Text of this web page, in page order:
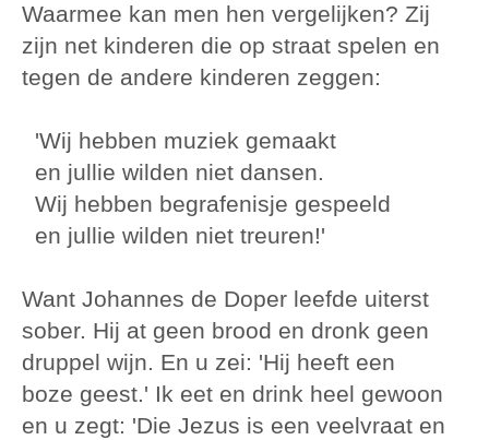
Waarmee kan men hen vergelijken? Zij
zijn net kinderen die op straat spelen en
tegen de andere kinderen zeggen:
'Wij hebben muziek gemaakt
en jullie wilden niet dansen.
Wij hebben begrafenisje gespeeld
en jullie wilden niet treuren!'
Want Johannes de Doper leefde uiterst
sober. Hij at geen brood en dronk geen
druppel wijn. En u zei: 'Hij heeft een
boze geest.' Ik eet en drink heel gewoon
en u zegt: 'Die Jezus is een veelvraat en